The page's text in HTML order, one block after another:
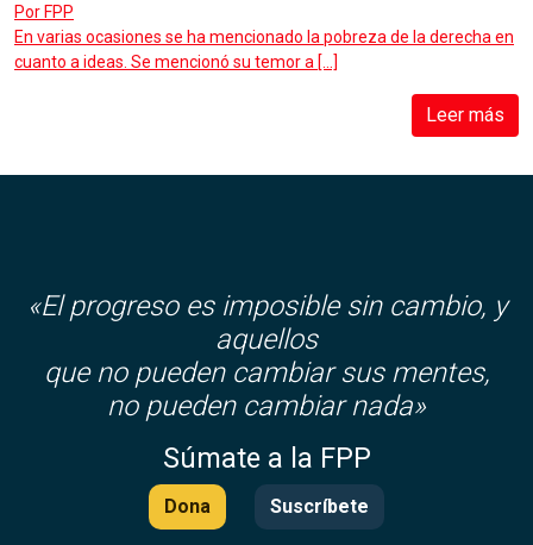
Por FPP
En varias ocasiones se ha mencionado la pobreza de la derecha en
cuanto a ideas. Se mencionó su temor a […]
Leer más
«El progreso es imposible sin cambio, y
aquellos
que no pueden cambiar sus mentes,
no pueden cambiar nada»
Súmate a la FPP
Dona Suscríbete